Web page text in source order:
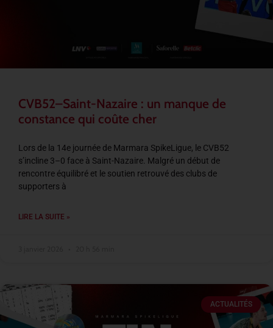
CVB52–Saint-Nazaire : un manque de
constance qui coûte cher
Lors de la 14e journée de Marmara SpikeLigue, le CVB52
s’incline 3–0 face à Saint-Nazaire. Malgré un début de
rencontre équilibré et le soutien retrouvé des clubs de
supporters à
LIRE LA SUITE »
ACTUALITÉS